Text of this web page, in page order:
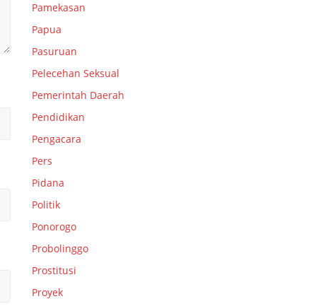
Pamekasan
Papua
Pasuruan
Pelecehan Seksual
Pemerintah Daerah
Pendidikan
Pengacara
Pers
Pidana
Politik
Ponorogo
Probolinggo
Prostitusi
Proyek